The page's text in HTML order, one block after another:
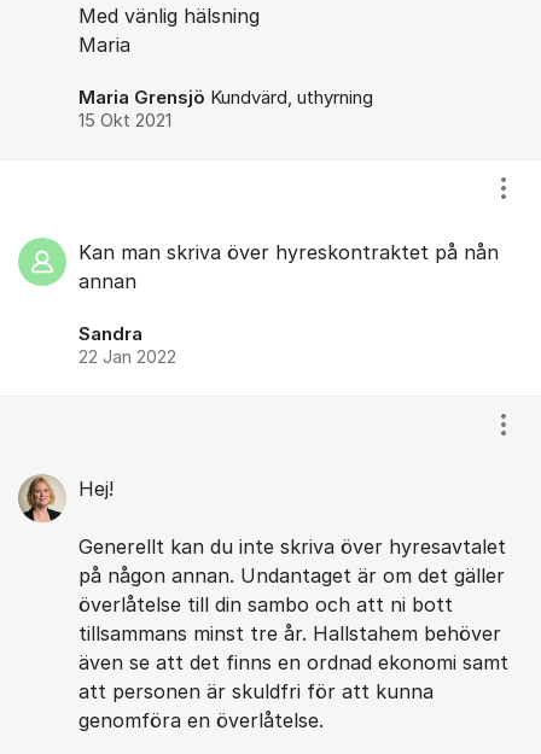
Med vänlig hälsning
Maria
Maria Grensjö Kundvärd, uthyrning
15 Okt 2021
Kan man skriva över hyreskontraktet på nån
annan
Sandra
22 Jan 2022
Hej!
Generellt kan du inte skriva över hyresavtalet
på någon annan. Undantaget är om det gäller
överlåtelse till din sambo och att ni bott
tillsammans minst tre år. Hallstahem behöver
även se att det finns en ordnad ekonomi samt
att personen är skuldfri för att kunna
genomföra en överlåtelse.